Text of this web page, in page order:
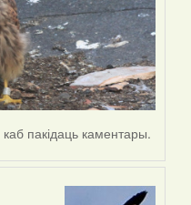
каб пакідаць каментары.